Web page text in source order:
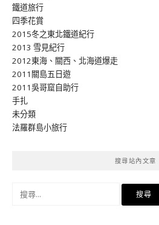
鐵道旅行
四季花賞
2015冬之東北鐵道紀行
2013 雪見紀行
2012東海、關西、北海道爆走
2011關島五日遊
2011吳哥窟自助行
手扎
未分類
法羅群島小旅行
搜尋站內文章